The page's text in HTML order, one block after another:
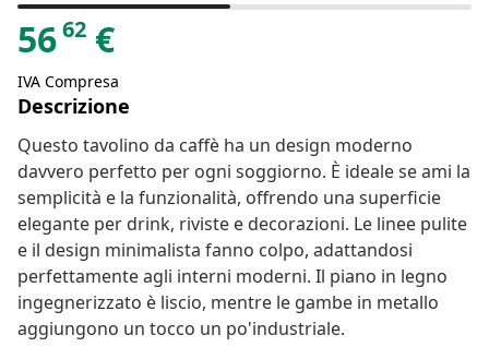
5662 €
IVA Compresa
Descrizione
Questo tavolino da caffè ha un design moderno
davvero perfetto per ogni soggiorno. È ideale se ami la
semplicità e la funzionalità, offrendo una superficie
elegante per drink, riviste e decorazioni. Le linee pulite
e il design minimalista fanno colpo, adattandosi
perfettamente agli interni moderni. Il piano in legno
ingegnerizzato è liscio, mentre le gambe in metallo
aggiungono un tocco un po'industriale.